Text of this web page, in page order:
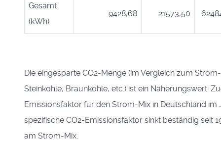
Gesamt
(kWh)
9428,68 21573,50
Die eingesparte CO2-Menge (im Vergleich zum
Steinkohle, Braunkohle, etc.) ist ein Näherungswert.
Emissionsfaktor für den Strom-Mix in Deutschland
spezifische CO2-Emissionsfaktor sinkt beständig seit
am Strom-Mix.